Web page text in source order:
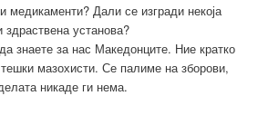
медикаменти? Дали се изгради некоја
установа?
знаете за нас Македонците. Ние кратко
мазохисти. Се палиме на зборови,
никаде ги нема.